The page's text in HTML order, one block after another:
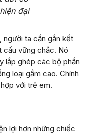
đại
người ta cần gắn kết
cấu vững chắc. Nó
lắp ghép các bộ phần
loại gầm cao. Chính
với trẻ em.
lợi hơn những chiếc